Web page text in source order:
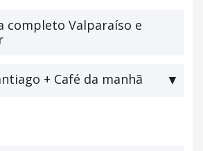
completo Valparaíso e
+ Café da manhã ▼